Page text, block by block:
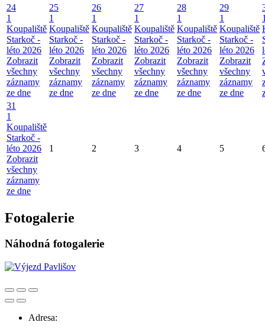
24
1
Koupaliště
Starkoč -
léto 2026
Zobrazit
všechny
záznamy
ze dne
25
1
Koupaliště
Starkoč -
léto 2026
Zobrazit
všechny
záznamy
ze dne
26
1
Koupaliště
Starkoč -
léto 2026
Zobrazit
všechny
záznamy
ze dne
27
1
Koupaliště
Starkoč -
léto 2026
Zobrazit
všechny
záznamy
ze dne
28
1
Koupaliště
Starkoč -
léto 2026
Zobrazit
všechny
záznamy
ze dne
29
1
Koupaliště
Starkoč -
léto 2026
Zobrazit
všechny
záznamy
ze dne
31
1
Koupaliště
Starkoč -
léto 2026
Zobrazit
všechny
záznamy
ze dne
1 2 3 4 5
Fotogalerie
Náhodná fotogalerie
Adresa: